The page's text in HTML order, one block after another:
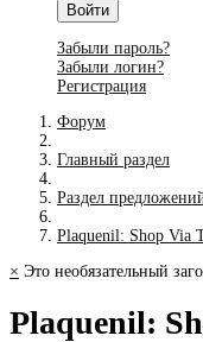
Войти
Забыли пароль?
Забыли логин?
Регистрация
Форум
Главный раздел
Раздел
Plaquenil: Shop Via
× Это необязательный
Plaquenil: